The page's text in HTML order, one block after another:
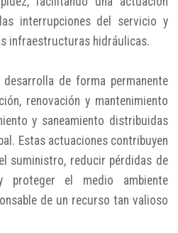
interrupciones del servicio y
infraestructuras hidráulicas.
desarrolla de forma permanente
renovación y mantenimiento
y saneamiento distribuidas
Estas actuaciones contribuyen
suministro, reducir pérdidas de
proteger el medio ambiente
de un recurso tan valioso